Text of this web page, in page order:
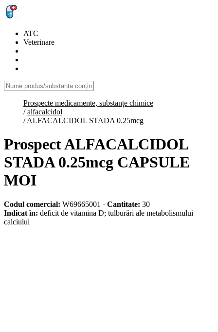
ATC
Veterinare
Prospecte medicamente, substanțe chimice
/ alfacalcidol
/ ALFACALCIDOL STADA 0.25mcg
Prospect ALFACALCIDOL
STADA 0.25mcg CAPSULE
MOI
Codul comercial: W69665001 · Cantitate: 30
Indicat în: deficit de vitamina D; tulburări ale metabolismului
calciului